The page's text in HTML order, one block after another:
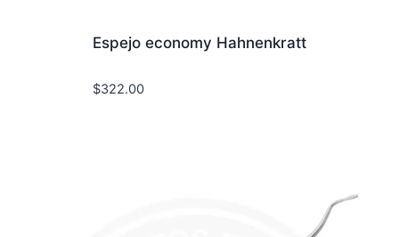
Espejo economy Hahnenkratt
$322.00